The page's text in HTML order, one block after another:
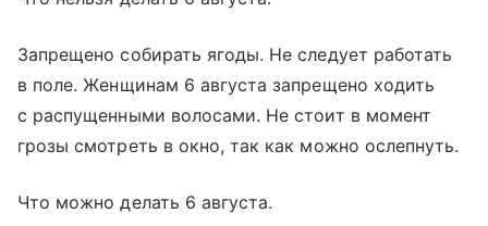
Запрещено собирать ягоды. Не следует работать
в поле. Женщинам 6 августа запрещено ходить
с распущенными волосами. Не стоит в момент
грозы смотреть в окно, так как можно ослепнуть.
Что можно делать 6 августа.